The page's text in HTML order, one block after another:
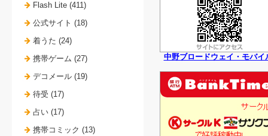
中野ブロードウェイ・モバイ
Flash Lite (411)
公式サイト (18)
着うた (24)
携帯ゲーム (27)
デコメール (19)
待受 (17)
占い (17)
携帯コミック (13)